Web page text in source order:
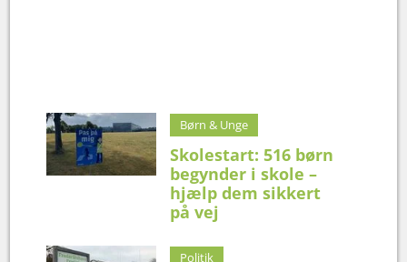
Børn & Unge
Skolestart: 516 børn
begynder i skole –
hjælp dem sikkert
på vej
Politik